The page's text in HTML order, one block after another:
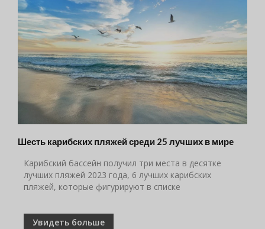
Шесть карибских пляжей среди 25 лучших в мире
Карибский бассейн получил три места в десятке
лучших пляжей 2023 года, 6 лучших карибских
пляжей, которые фигурируют в списке
Увидеть больше